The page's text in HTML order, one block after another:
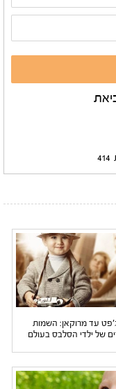
414
עד מרוקאן: השמות
של ילדי הסלבס בעולם